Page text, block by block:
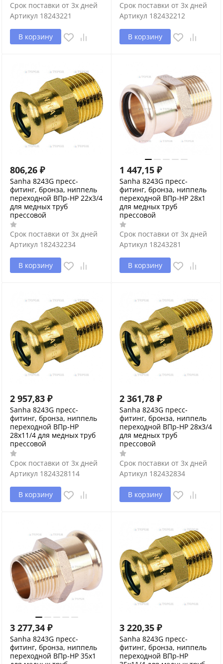
Срок поставки от 3х дней
Артикул 18243221
В корзину
Срок поставки от 3х дней
Артикул 182432212
В корзину
806,26 ₽
Sanha 8243G пресс-
фитинг, бронза, ниппель
переходной ВПр-НР 22x3/4
для медных труб
прессовой
Срок поставки от 3х дней
Артикул 182432234
В корзину
1 447,15 ₽
Sanha 8243G пресс-
фитинг, бронза, ниппель
переходной ВПр-НР 28x1
для медных труб
прессовой
Срок поставки от 3х дней
Артикул 18243281
В корзину
2 957,83 ₽
Sanha 8243G пресс-
фитинг, бронза, ниппель
переходной ВПр-НР
28x11/4 для медных труб
прессовой
Срок поставки от 3х дней
Артикул 1824328114
В корзину
2 361,78 ₽
Sanha 8243G пресс-
фитинг, бронза, ниппель
переходной ВПр-НР 28x3/4
для медных труб
прессовой
Срок поставки от 3х дней
Артикул 182432834
В корзину
3 277,34 ₽
Sanha 8243G пресс-
фитинг, бронза, ниппель
переходной ВПр-НР 35x1
3 220,35 ₽
Sanha 8243G пресс-
фитинг, бронза, ниппель
переходной ВПр-НР